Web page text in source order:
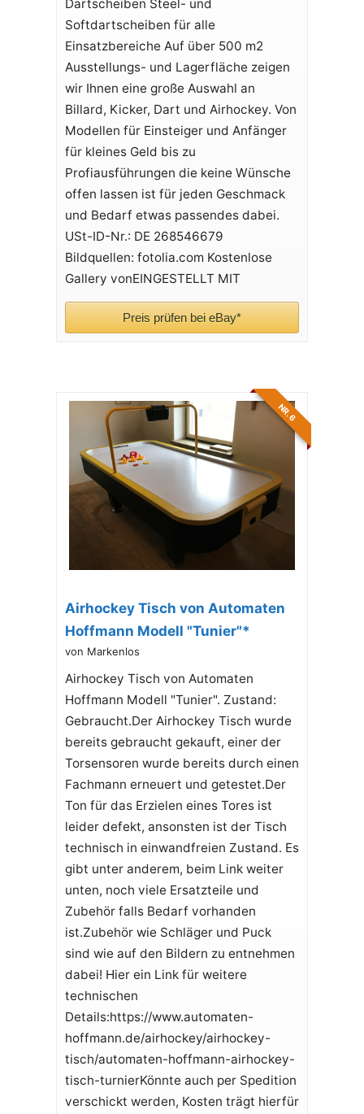
Dartscheiben Steel- und
Softdartscheiben für alle
Einsatzbereiche Auf über 500 m2
Ausstellungs- und Lagerfläche zeigen
wir Ihnen eine große Auswahl an
Billard, Kicker, Dart und Airhockey. Von
Modellen für Einsteiger und Anfänger
für kleines Geld bis zu
Profiausführungen die keine Wünsche
offen lassen ist für jeden Geschmack
und Bedarf etwas passendes dabei.
USt-ID-Nr.: DE 268546679
Bildquellen: fotolia.com Kostenlose
Gallery vonEINGESTELLT MIT
Preis prüfen bei eBay*
NR. 6
Airhockey Tisch von Automaten
Hoffmann Modell "Tunier"*
von Markenlos
Airhockey Tisch von Automaten
Hoffmann Modell "Tunier". Zustand:
Gebraucht.Der Airhockey Tisch wurde
bereits gebraucht gekauft, einer der
Torsensoren wurde bereits durch einen
Fachmann erneuert und getestet.Der
Ton für das Erzielen eines Tores ist
leider defekt, ansonsten ist der Tisch
technisch in einwandfreien Zustand. Es
gibt unter anderem, beim Link weiter
unten, noch viele Ersatzteile und
Zubehör falls Bedarf vorhanden
ist.Zubehör wie Schläger und Puck
sind wie auf den Bildern zu entnehmen
dabei! Hier ein Link für weitere
technischen
Details:https://www.automaten-
hoffmann.de/airhockey/airhockey-
tisch/automaten-hoffmann-airhockey-
tisch-turnierKönnte auch per Spedition
verschickt werden, Kosten trägt hierfür